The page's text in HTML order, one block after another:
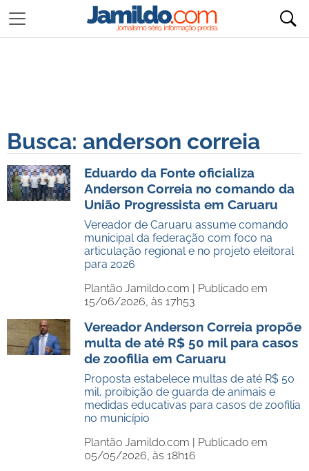
Busca: anderson correia
Eduardo da Fonte oficializa
Anderson Correia no comando da
União Progressista em Caruaru
Vereador de Caruaru assume comando
municipal da federação com foco na
articulação regional e no projeto eleitoral
para 2026
Plantão Jamildo.com | Publicado em
15/06/2026, às 17h53
Vereador Anderson Correia propõe
multa de até R$ 50 mil para casos
de zoofilia em Caruaru
Proposta estabelece multas de até R$ 50
mil, proibição de guarda de animais e
medidas educativas para casos de zoofilia
no município
Plantão Jamildo.com | Publicado em
05/05/2026, às 18h16